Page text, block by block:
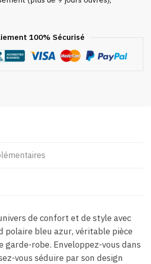
100% Sécurisé
de confort et de style avec
polaire bleu azur, véritable pièce
garde-robe. Enveloppez-vous dans
vous séduire par son design